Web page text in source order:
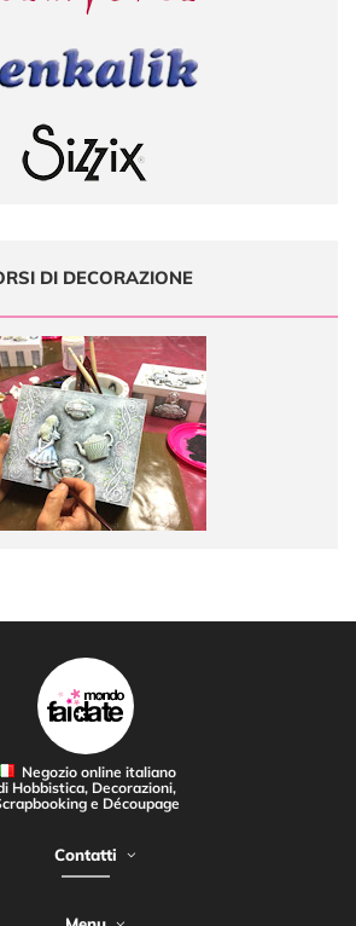
DI DECORAZIONE
Negozio online italiano
Hobbistica, Decorazioni,
e Découpage
Contatti